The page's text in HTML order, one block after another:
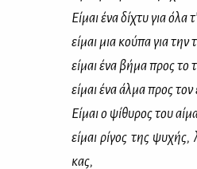
Εί­μαι ένα δί­χτυ για όλα
εί­μαι μια κού­πα για
εί­μαι ένα βή­μα προς το
εί­μαι ένα άλ­μα προς
Εί­μαι ο ψί­θυ­ρος του
εί­μαι ρί­γος της
κας,